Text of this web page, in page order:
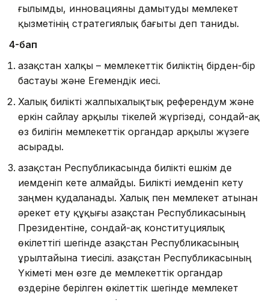
ғылымды, инновацияны дамытуды мемлекет
қызметінің стратегиялық бағыты деп таниды.
4-бап
Қазақстан халқы – мемлекеттік биліктің бірден-бір
бастауы және Егемендік иесі.
Халық билікті жалпыхалықтық референдум және
еркін сайлау арқылы тікелей жүргізеді, сондай-ақ
өз билігін мемлекеттік органдар арқылы жүзеге
асырады.
Қазақстан Республикасында билікті ешкім де
иемденіп кете алмайды. Билікті иемденіп кету
заңмен қудаланады. Халық пен мемлекет атынан
әрекет ету құқығы Қазақстан Республикасының
Президентіне, сондай-ақ конституциялық
өкілеттігі шегінде Қазақстан Республикасының
Құрылтайына тиесілі. Қазақстан Республикасының
Үкіметі мен өзге де мемлекеттік органдар
өздеріне берілген өкілеттік шегінде мемлекет